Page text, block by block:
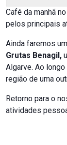
Café da manhã
pelos principais
Ainda faremos um
Grutas Benagil,
Algarve. Ao
região de uma
Retorno para o
atividades